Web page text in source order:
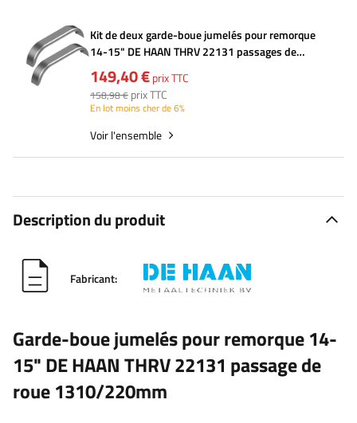
Kit de deux garde-boue jumelés pour remorque
14-15" DE HAAN THRV 22131 passages de
roues 1310/220mm
149,40 €prix TTC
158,98 € prix TTC
En lot moins cher de 6%
Voir l'ensemble
Description du produit
Fabricant:
Garde-bouejumeléspour remorque 14-
15" DE HAAN THRV 22131 passage de
roue 1310/220mm